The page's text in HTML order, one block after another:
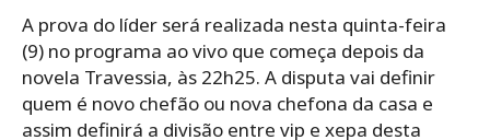
A prova do líder será realizada nesta quinta-feira
(9) no programa ao vivo que começa depois da
novela Travessia, às 22h25. A disputa vai definir
quem é novo chefão ou nova chefona da casa e
assim definirá a divisão entre vip e xepa desta